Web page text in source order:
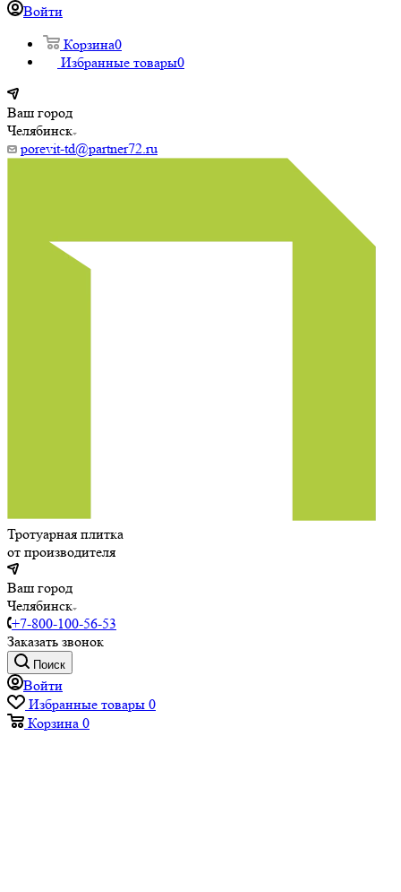
Войти
Корзина0
Избранные товары0
Ваш город
Челябинск
porevit-td@partner72.ru
Тротуарная плитка
от производителя
Ваш город
Челябинск
+7-800-100-56-53
Заказать звонок
Поиск
Войти
Избранные товары 0
Корзина 0